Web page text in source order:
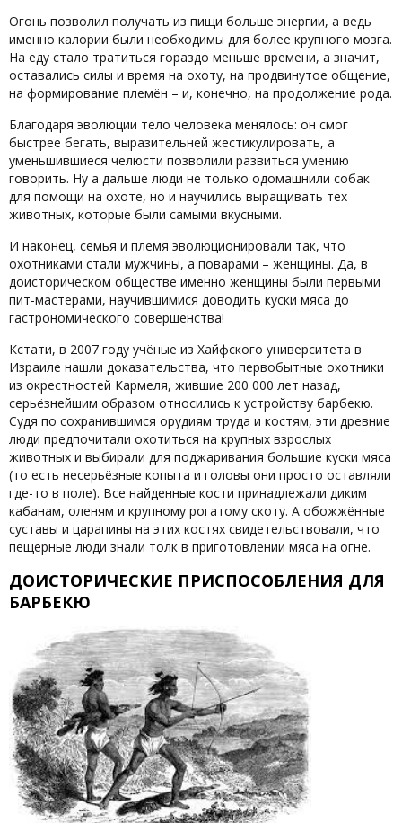
Огонь позволил получать из пищи больше энергии, а ведь
именно калории были необходимы для более крупного мозга.
На еду стало тратиться гораздо меньше времени, а значит,
оставались силы и время на охоту, на продвинутое общение,
на формирование племён – и, конечно, на продолжение рода.
Благодаря эволюции тело человека менялось: он смог
быстрее бегать, выразительней жестикулировать, а
уменьшившиеся челюсти позволили развиться умению
говорить. Ну а дальше люди не только одомашнили собак
для помощи на охоте, но и научились выращивать тех
животных, которые были самыми вкусными.
И наконец, семья и племя эволюционировали так, что
охотниками стали мужчины, а поварами – женщины. Да, в
доисторическом обществе именно женщины были первыми
пит-мастерами, научившимися доводить куски мяса до
гастрономического совершенства!
Кстати, в 2007 году учёные из Хайфского университета в
Израиле нашли доказательства, что первобытные охотники
из окрестностей Кармеля, жившие 200 000 лет назад,
серьёзнейшим образом относились к устройству барбекю.
Судя по сохранившимся орудиям труда и костям, эти древние
люди предпочитали охотиться на крупных взрослых
животных и выбирали для поджаривания большие куски мяса
(то есть несерьёзные копыта и головы они просто оставляли
где-то в поле). Все найденные кости принадлежали диким
кабанам, оленям и крупному рогатому скоту. А обожжённые
суставы и царапины на этих костях свидетельствовали, что
пещерные люди знали толк в приготовлении мяса на огне.
ДОИСТОРИЧЕСКИЕ ПРИСПОСОБЛЕНИЯ ДЛЯ
БАРБЕКЮ